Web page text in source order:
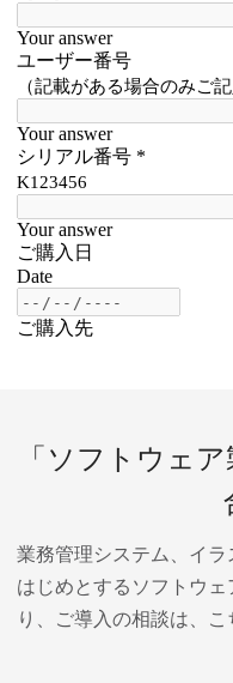
「ソフトウェ
業務管理システム、イ
はじめとするソフトウ
り、ご導入の相談は、
こ